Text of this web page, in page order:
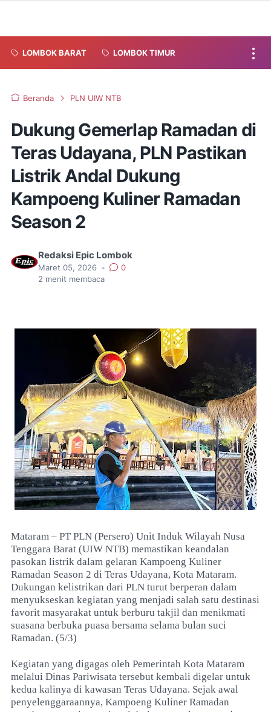
LOMBOK BARAT LOMBOK TIMUR
Beranda PLN UIW NTB
Dukung Gemerlap Ramadan di
Teras Udayana, PLN Pastikan
Listrik Andal Dukung
Kampoeng Kuliner Ramadan
Season 2
Redaksi Epic Lombok
Maret 05, 2026 •
0
2 menit membaca
Mataram – PT PLN (Persero) Unit Induk Wilayah Nusa
Tenggara Barat (UIW NTB) memastikan keandalan
pasokan listrik dalam gelaran Kampoeng Kuliner
Ramadan Season 2 di Teras Udayana, Kota Mataram.
Dukungan kelistrikan dari PLN turut berperan dalam
menyukseskan kegiatan yang menjadi salah satu destinasi
favorit masyarakat untuk berburu takjil dan menikmati
suasana berbuka puasa bersama selama bulan suci
Ramadan. (5/3)
Kegiatan yang digagas oleh Pemerintah Kota Mataram
melalui Dinas Pariwisata tersebut kembali digelar untuk
kedua kalinya di kawasan Teras Udayana. Sejak awal
penyelenggaraannya, Kampoeng Kuliner Ramadan